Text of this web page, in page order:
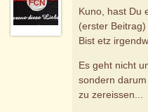
Kuno, hast Du
(erster
Bist etz
Es geht nicht
sondern
zu zereissen...